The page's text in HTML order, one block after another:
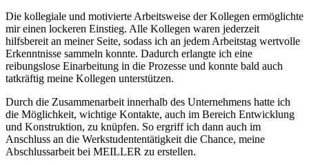
Die kollegiale und motivierte Arbeitsweise der Kollegen ermöglichte
mir einen lockeren Einstieg. Alle Kollegen waren jederzeit
hilfsbereit an meiner Seite, sodass ich an jedem Arbeitstag wertvolle
Erkenntnisse sammeln konnte. Dadurch erlangte ich eine
reibungslose Einarbeitung in die Prozesse und konnte bald auch
tatkräftig meine Kollegen unterstützen.
Durch die Zusammenarbeit innerhalb des Unternehmens hatte ich
die Möglichkeit, wichtige Kontakte, auch im Bereich Entwicklung
und Konstruktion, zu knüpfen. So ergriff ich dann auch im
Anschluss an die Werkstudententätigkeit die Chance, meine
Abschlussarbeit bei MEILLER zu erstellen.